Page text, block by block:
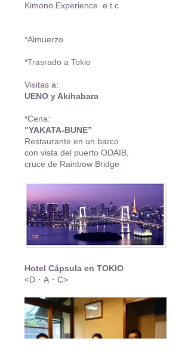
Kimono Experience e.t.c
*Almuerzo
*Trasrado a Tokio
Visitas a:
UENO y Akihabara
*Cena:
"YAKATA-BUNE”
Restaurante en un barco
con vista del puerto ODAIB,
cruce de Rainbow Bridge
Hotel Cápsula en TOKIO
<D・A・C>